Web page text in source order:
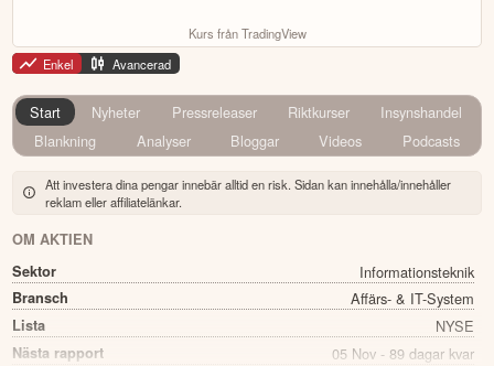
Kurs från TradingView
Enkel
Avancerad
Start Nyheter Pressreleaser Riktkurser
Insynshandel
Blankning
Analyser Bloggar Videos Podcasts
Att investera dina pengar innebär alltid en risk. Sidan kan innehålla/innehåller
reklam eller affiliatelänkar.
OM AKTIEN
Sektor
Informationsteknik
Bransch Affärs- & IT-System
Lista NYSE
Nästa rapport 05 Nov - 89 dagar kvar